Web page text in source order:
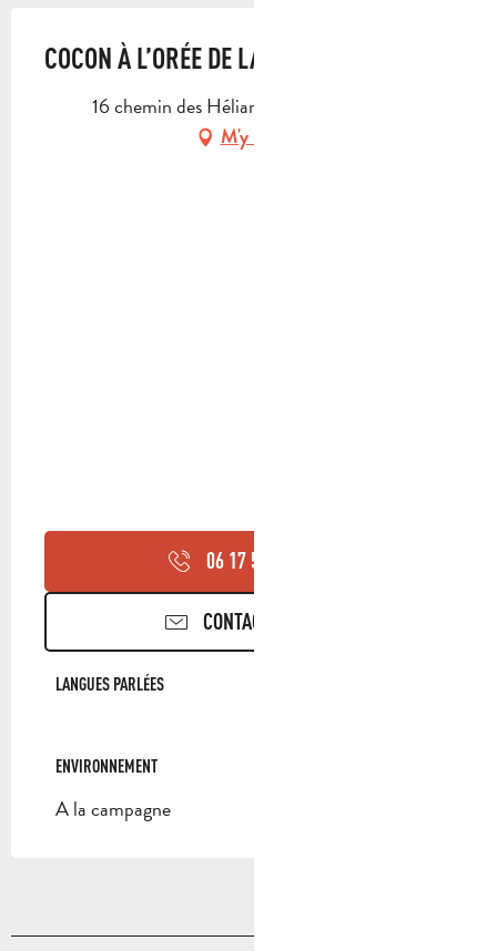
COCON À L’ORÉE DE LA FORÊT
16 chemin des Hélianthes, 13390 Auriol
M'y rendre
06 17 57 41
CONTACTEZ-NOUS
LANGUES PARLÉES
LANGUES PARLÉES
ENVIRONNEMENT
ENVIRONNEMENT
A la campagne